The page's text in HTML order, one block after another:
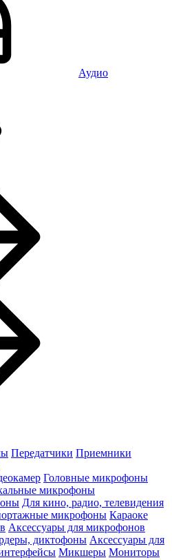
Аудио
Передатчики Приемники
Головные микрофоны
микрофоны
Для кино, радио, телевидения
микрофоны Караоке
Аксессуары для микрофонов
диктофоны Аксессуары для
Микшеры Мониторы